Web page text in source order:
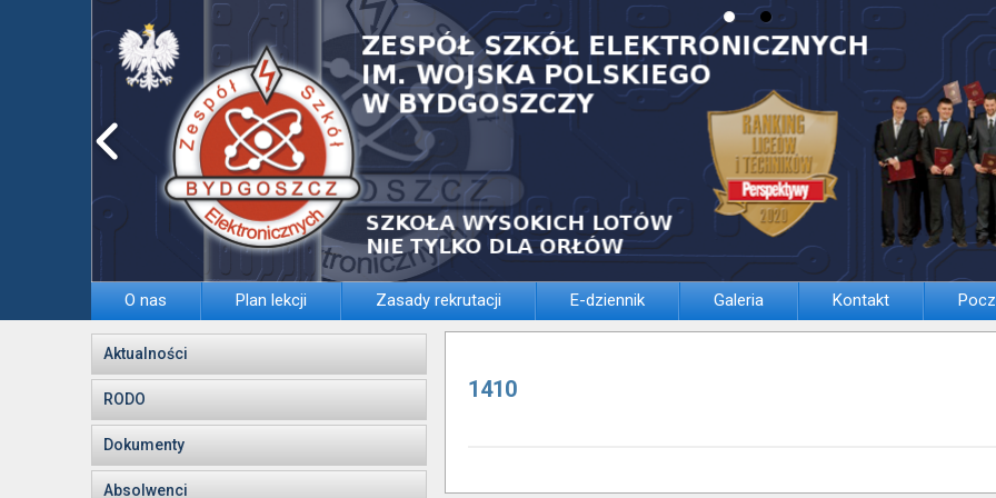
O nas Plan lekcji Zasady rekrutacji E-dziennik Galeria Kontakt
Aktualności
RODO
Dokumenty
Absolwenci
1410